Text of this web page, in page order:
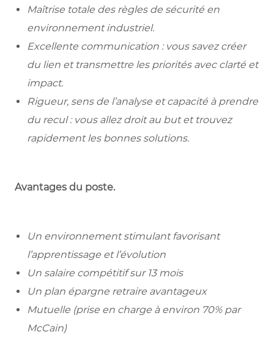
Maîtrise totale des règles de sécurité en
environnement industriel.
Excellente communication : vous savez créer
du lien et transmettre les priorités avec clarté et
impact.
Rigueur, sens de l’analyse et capacité à prendre
du recul : vous allez droit au but et trouvez
rapidement les bonnes solutions.
Avantages du poste.
Un environnement stimulant favorisant
l’apprentissage et l’évolution
Un salaire compétitif sur 13 mois
Un plan épargne retraire avantageux
Mutuelle (prise en charge à environ 70% par
McCain)